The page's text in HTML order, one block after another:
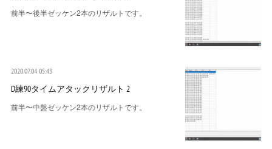
前半〜後半ゼッケン2本のリザルトです。
2020.07.04 05:43
D練90タイムアタックリザルト 2
前半〜中盤ゼッケン2本のリザルトです。